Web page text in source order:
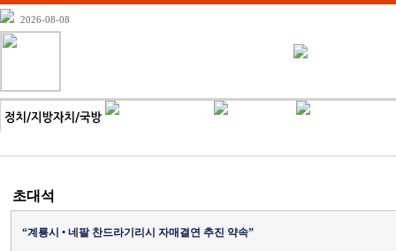
2026-08-08
초대석
“계룡시 • 네팔 찬드라기리시 자매결연 추진 약속”